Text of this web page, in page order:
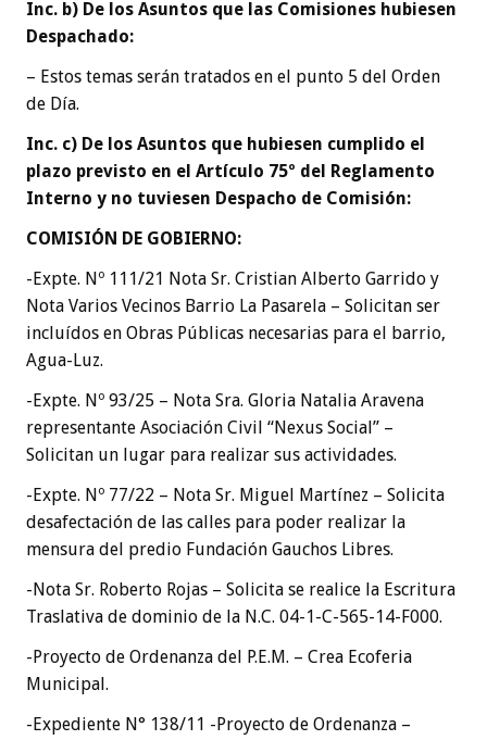
Inc. b) De los Asuntos que las Comisiones hubiesen
Despachado:
– Estos temas serán tratados en el punto 5 del Orden
de Día.
Inc. c) De los Asuntos que hubiesen cumplido el
plazo previsto en el Artículo 75º del Reglamento
Interno y no tuviesen Despacho de Comisión:
COMISIÓN DE GOBIERNO:
-Expte. Nº 111/21 Nota Sr. Cristian Alberto Garrido y
Nota Varios Vecinos Barrio La Pasarela – Solicitan ser
incluídos en Obras Públicas necesarias para el barrio,
Agua-Luz.
-Expte. Nº 93/25 – Nota Sra. Gloria Natalia Aravena
representante Asociación Civil “Nexus Social” –
Solicitan un lugar para realizar sus actividades.
-Expte. Nº 77/22 – Nota Sr. Miguel Martínez – Solicita
desafectación de las calles para poder realizar la
mensura del predio Fundación Gauchos Libres.
-Nota Sr. Roberto Rojas – Solicita se realice la Escritura
Traslativa de dominio de la N.C. 04-1-C-565-14-F000.
-Proyecto de Ordenanza del P.E.M. – Crea Ecoferia
Municipal.
-Expediente N° 138/11 -Proyecto de Ordenanza –